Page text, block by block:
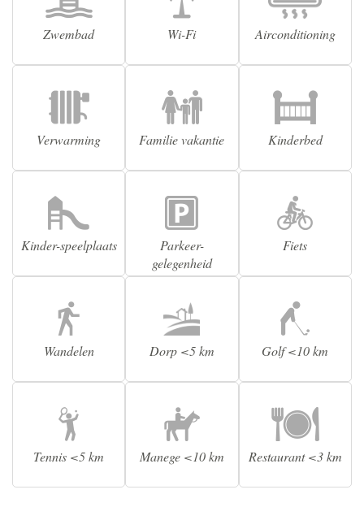
Zwembad Wi-Fi Airconditioning
Verwarming Familie vakantie Kinderbed
Kinder-speelplaats
Parkeer-
gelegenheid
Fiets
Wandelen Dorp <5 km Golf <10 km
Tennis <5 km Manege <10 km Restaurant <3 km